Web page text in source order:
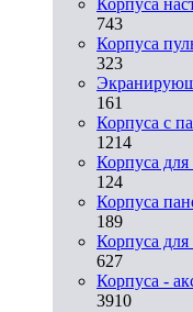
743
Корпуса
323
161
Корпуса с
1214
Корпуса
124
Корпуса
189
Корпуса для
627
Корпуса -
3910